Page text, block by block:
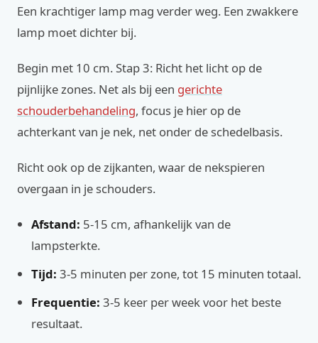
Een krachtiger lamp mag verder weg. Een zwakkere
lamp moet dichter bij.
Begin met 10 cm. Stap 3: Richt het licht op de
pijnlijke zones. Net als bij een gerichte
schouderbehandeling, focus je hier op de
achterkant van je nek, net onder de schedelbasis.
Richt ook op de zijkanten, waar de nekspieren
overgaan in je schouders.
Afstand: 5-15 cm, afhankelijk van de
lampsterkte.
Tijd: 3-5 minuten per zone, tot 15 minuten totaal.
Frequentie: 3-5 keer per week voor het beste
resultaat.